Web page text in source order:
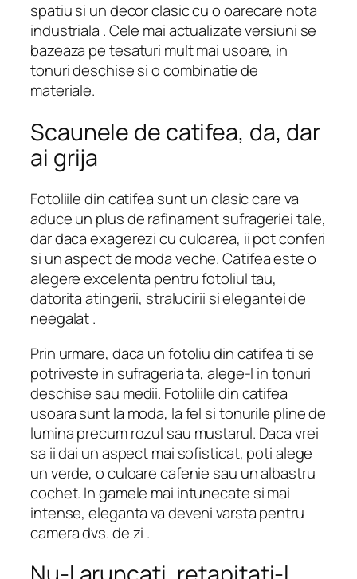
spatiu si un decor clasic cu o oarecare nota
industriala . Cele mai actualizate versiuni se
bazeaza pe tesaturi mult mai usoare, in
tonuri deschise si o combinatie de
materiale.
Scaunele de catifea, da, dar
ai grija
Fotoliile din catifea sunt un clasic care va
aduce un plus de rafinament sufrageriei tale,
dar daca exagerezi cu culoarea, ii pot conferi
si un aspect de moda veche. Catifea este o
alegere excelenta pentru fotoliul tau,
datorita atingerii, stralucirii si elegantei de
neegalat .
Prin urmare, daca un fotoliu din catifea ti se
potriveste in sufrageria ta, alege-l in tonuri
deschise sau medii. Fotoliile din catifea
usoara sunt la moda, la fel si tonurile pline de
lumina precum rozul sau mustarul. Daca vrei
sa ii dai un aspect mai sofisticat, poti alege
un verde, o culoare cafenie sau un albastru
cochet. In gamele mai intunecate si mai
intense, eleganta va deveni varsta pentru
camera dvs. de zi .